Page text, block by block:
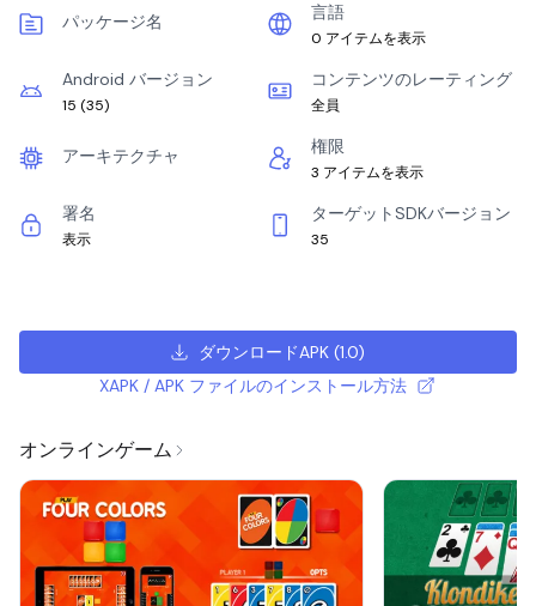
パッケージ名 言語
0 アイテムを表示
Android バージョン
15 (35)
コンテンツのレーティング
全員
アーキテクチャ 権限
3 アイテムを表示
署名
表示
ターゲットSDKバージョン
35
ダウンロードAPK (1.0)
XAPK / APK ファイルのインストール方法
オンラインゲーム